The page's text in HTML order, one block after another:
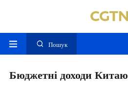
Пошук
Бюджетні доходи